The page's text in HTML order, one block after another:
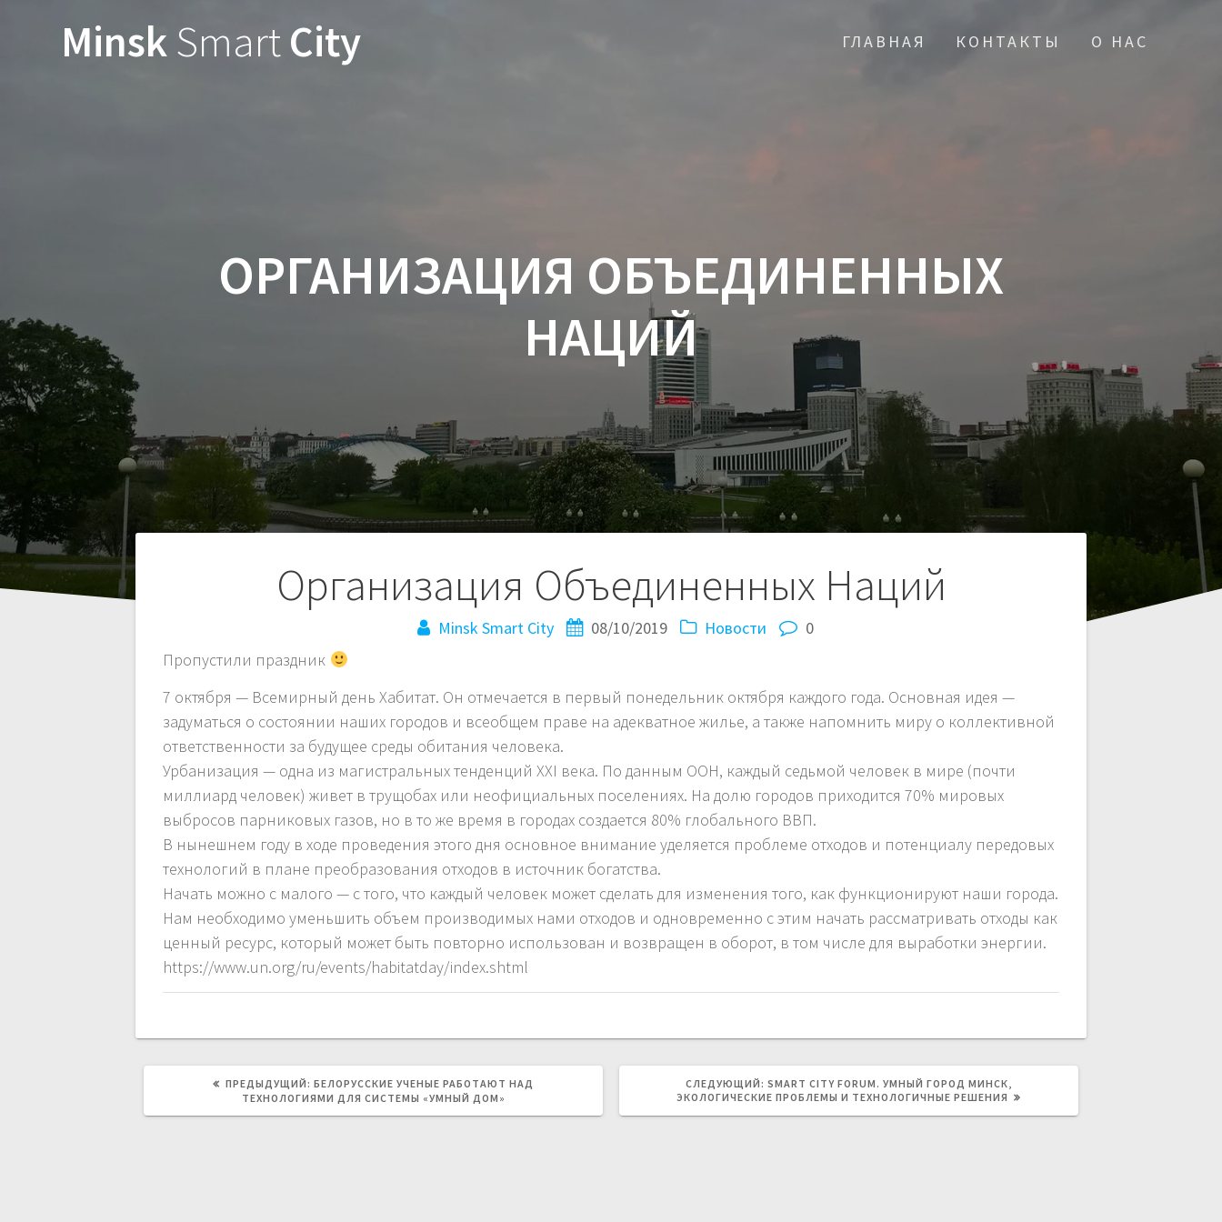
MinskSmartCity ГЛАВНАЯ КОНТАКТЫ О НАС
ОРГАНИЗАЦИЯ ОБЪЕДИНЕННЫХ
НАЦИЙ
Организация Объединенных Наций
Minsk Smart City 08/10/2019 Новости
0
Пропустили праздник
7 октября — Всемирный день Хабитат. Он отмечается в первый понедельник октября каждого года. Основная идея —
задуматься о состоянии наших городов и всеобщем праве на адекватное жилье, а также напомнить миру о коллективной
ответственности за будущее среды обитания человека.
Урбанизация — одна из магистральных тенденций XXI века. По данным ООН, каждый седьмой человек в мире (почти
миллиард человек) живет в трущобах или неофициальных поселениях. На долю городов приходится 70% мировых
выбросов парниковых газов, но в то же время в городах создается 80% глобального ВВП.
В нынешнем году в ходе проведения этого дня основное внимание уделяется проблеме отходов и потенциалу передовых
технологий в плане преобразования отходов в источник богатства.
Начать можно с малого — с того, что каждый человек может сделать для изменения того, как функционируют наши города.
Нам необходимо уменьшить объем производимых нами отходов и одновременно с этим начать рассматривать отходы как
ценный ресурс, который может быть повторно использован и возвращен в оборот, в том числе для выработки энергии.
https://www.un.org/ru/events/habitatday/index.shtml
Навигация
записям
ПРЕДЫДУЩИЙ: ПРЕДЫДУЩАЯ
ЗАПИСЬ:
БЕЛОРУССКИЕ УЧЕНЫЕ РАБОТАЮТ НАД
ТЕХНОЛОГИЯМИ ДЛЯ СИСТЕМЫ «УМНЫЙ ДОМ»
СЛЕДУЮЩИЙ: СЛЕДУЮЩАЯ
ЗАПИСЬ:
SMART CITY FORUM. УМНЫЙ ГОРОД МИНСК,
ЭКОЛОГИЧЕСКИЕ ПРОБЛЕМЫ И ТЕХНОЛОГИЧНЫЕ РЕШЕНИЯ